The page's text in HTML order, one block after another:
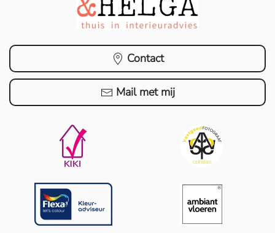
Contact
Mail met mij